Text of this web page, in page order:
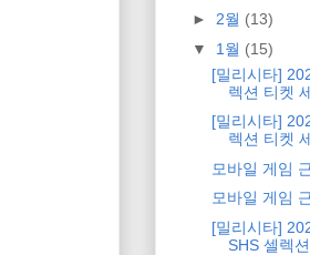
► 2월 (13)
▼ 1월 (15)
[밀리시타]
렉션 티켓
[밀리시타]
렉션 티켓
모바일 게임
모바일 게임
[밀리시타]
SHS 셀렉